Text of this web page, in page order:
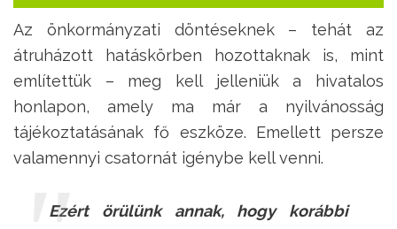
Az önkormányzati döntéseknek – tehát az
átruházott hatáskörben hozottaknak is, mint
említettük – meg kell jelleniük a hivatalos
honlapon, amely ma már a nyilvánosság
tájékoztatásának fő eszköze. Emellett persze
valamennyi csatornát igénybe kell venni.
Ezért örülünk annak, hogy korábbi